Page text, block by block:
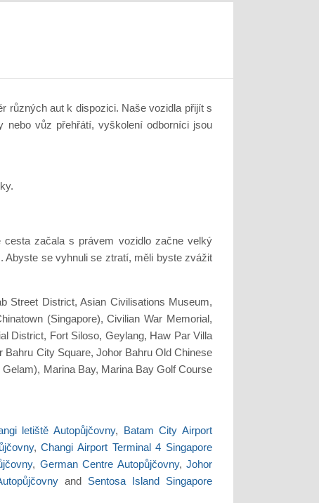
různých aut k dispozici. Naše vozidla přijít s
nebo vůz přehřátí, vyškolení odborníci jsou
začala s právem vozidlo začne velký
Abyste se vyhnuli se ztratí, měli byste zvážit
Street District, Asian Civilisations Museum,
(Singapore), Civilian War Memorial,
District, Fort Siloso, Geylang, Haw Par Villa
City Square, Johor Bahru Old Chinese
Marina Bay, Marina Bay Golf Course
letiště Autopůjčovny, Batam City Airport
,Changi Airport Terminal 4 Singapore
, German Centre Autopůjčovny, Johor
and Sentosa Island Singapore